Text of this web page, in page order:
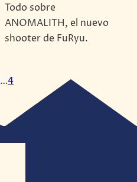
Todo sobre
ANOMALITH, el nuevo
shooter de FuRyu.
…4